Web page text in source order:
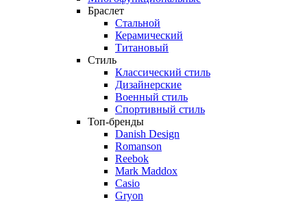
Браслет
Стальной
Керамический
Титановый
Стиль
Классический стиль
Дизайнерские
Военный стиль
Спортивный стиль
Топ-бренды
Danish Design
Romanson
Reebok
Mark Maddox
Casio
Gryon